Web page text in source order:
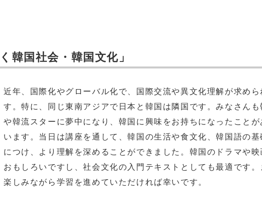
国社会・韓国文化」
近年、国際化やグローバル化で、国際交流や異文化理解が求めら
す。特に、同じ東南アジアで日本と韓国は隣国です。みなさんも
や韓流スターに夢中になり、韓国に興味をお持ちになったことが
います。当日は講座を通して、韓国の生活や食文化、韓国語の基
につけ、より理解を深めることができました。韓国のドラマや映
おもしろいですし、社会文化の入門テキストとしても最適です。
楽しみながら学習を進めていただければ幸いです。